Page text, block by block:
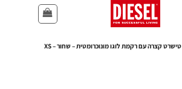
טישרט קצרה עם רקמת לוגו מונוכרומטית – שחור – XS